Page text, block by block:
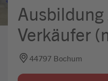
Mein
Ausbildung
Verkäufer
44797 Bochum